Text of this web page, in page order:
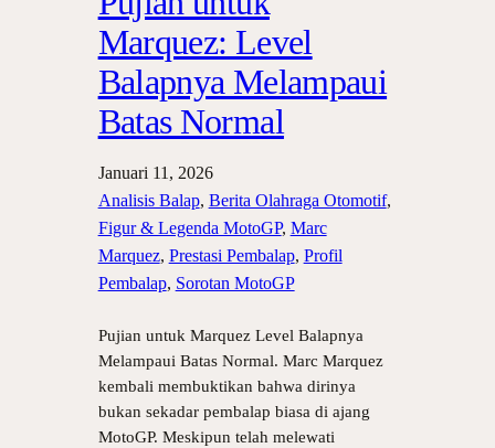
Marquez: Level
Balapnya Melampaui
Batas Normal
Januari 11, 2026
Analisis Balap, Berita Olahraga Otomotif
Figur & Legenda MotoGP, Marc
Marquez, Prestasi Pembalap, Profil
Pembalap, Sorotan MotoGP
Pujian untuk Marquez Level Balapnya
Melampaui Batas Normal. Marc Marquez
kembali membuktikan bahwa dirinya
bukan sekadar pembalap biasa di ajang
MotoGP. Meskipun telah melewati